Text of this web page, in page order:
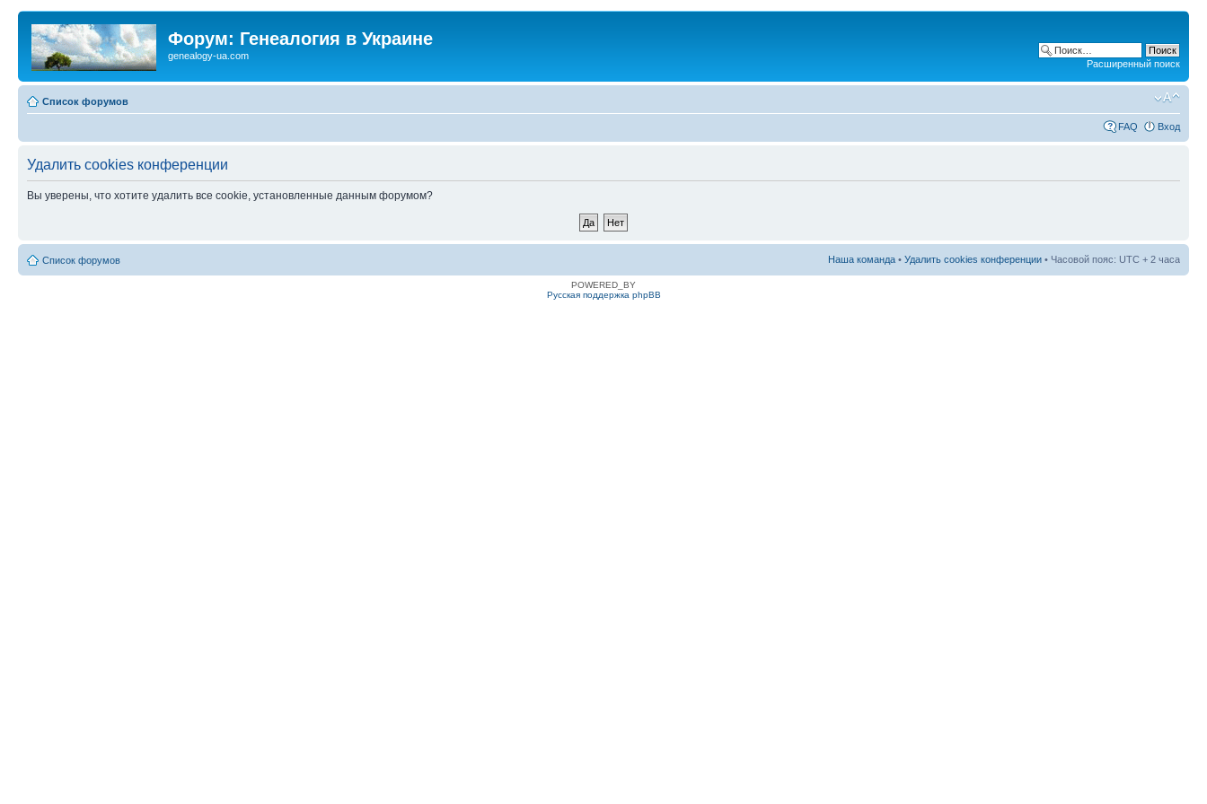
Форум: Генеалогия в Украине
genealogy-ua.com
Расширенный поиск
Список форумов
FAQ Вход
Удалить cookies конференции
Вы уверены, что хотите удалить все cookie, установленные данным форумом?
Список форумов Наша команда • Удалить cookies конференции • Часовой пояс: UTC + 2 часа
POWERED_BY
Русская поддержка phpBB